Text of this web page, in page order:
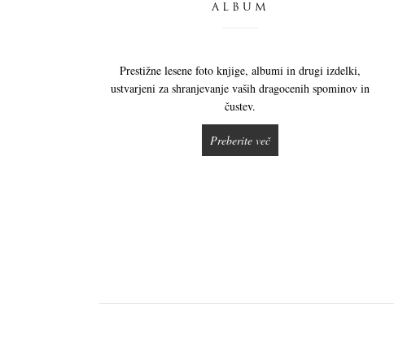
ALBUM
Prestižne lesene foto knjige, albumi in drugi izdelki,
ustvarjeni za shranjevanje vaših dragocenih spominov in
čustev.
Preberite več